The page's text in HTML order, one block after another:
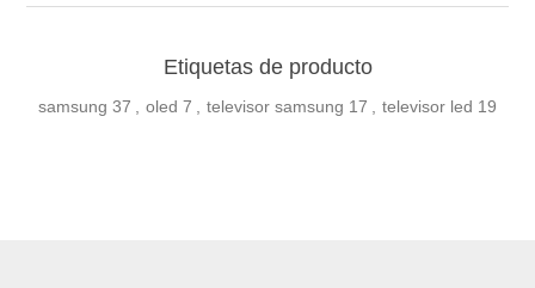
Etiquetas de producto
samsung 37 , oled 7 , televisor samsung 17 , televisor led 19